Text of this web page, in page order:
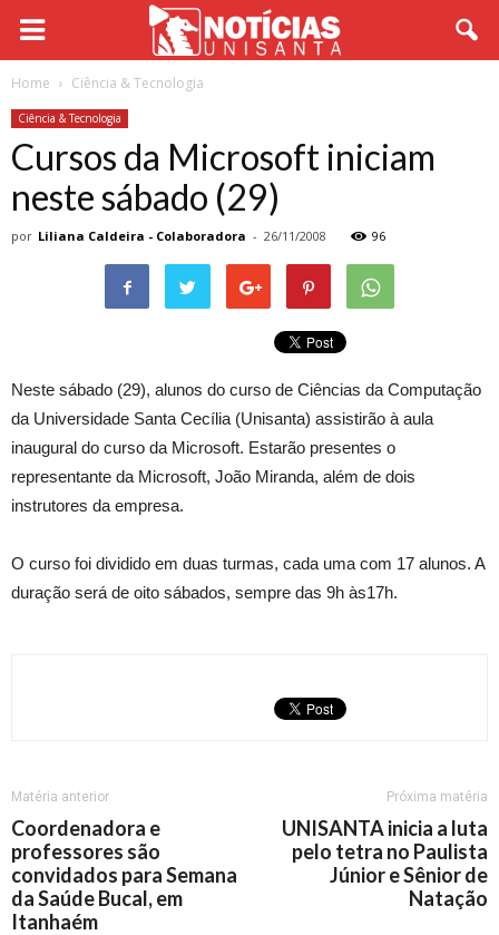
Home Ciência & Tecnologia
Ciência & Tecnologia
Cursos da Microsoft iniciam
neste sábado (29)
por Liliana Caldeira - Colaboradora - 26/11/2008 96
Neste sábado (29), alunos do curso de Ciências da Computação
da Universidade Santa Cecília (Unisanta) assistirão à aula
inaugural do curso da Microsoft. Estarão presentes o
representante da Microsoft, João Miranda, além de dois
instrutores da empresa.
O curso foi dividido em duas turmas, cada uma com 17 alunos. A
duração será de oito sábados, sempre das 9h às17h.
Matéria anterior
Coordenadora e
professores são
convidados para Semana
da Saúde Bucal, em
Itanhaém
Próxima matéria
UNISANTA inicia a luta
pelo tetra no Paulista
Júnior e Sênior de
Natação